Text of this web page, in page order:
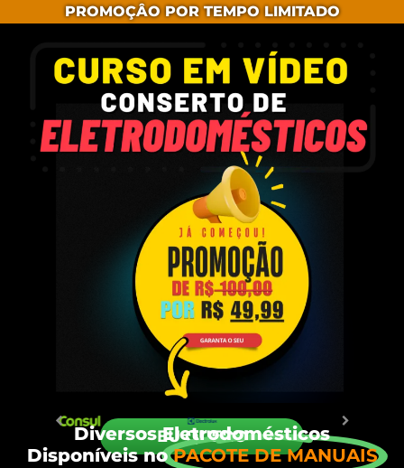
PROMOÇÂO POR TEMPO LIMITADO
EU QUERO
Diversos Eletrodomésticos
Disponíveis no PACOTE DE MANUAIS